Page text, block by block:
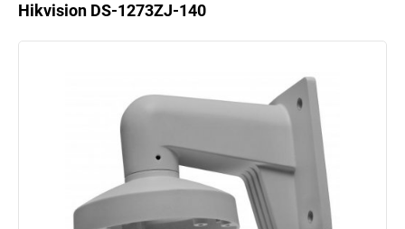
Hikvision DS-1273ZJ-140